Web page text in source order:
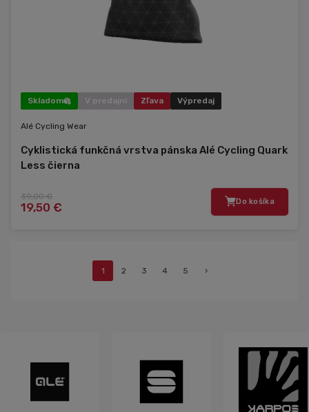
Skladom V predajni Zľava Výpredaj
Alé Cycling Wear
Cyklistická funkčná vrstva pánska Alé Cycling Quark
Less čierna
39,00 €
19,50 € Do košíka
1 2 3 4 5 ›